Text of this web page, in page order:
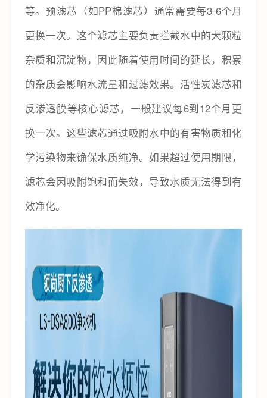
等。预滤芯（如PP棉滤芯）通常需要每3-6个月
更换一次。这个滤芯主要负责拦截水中的大颗粒
杂质和沉淀物，因此随着使用时间的延长，积累
的杂质会影响水流量和过滤效果。活性炭滤芯和
反渗透膜等核心滤芯，一般建议每6到12个月更
换一次。这些滤芯通过吸附水中的有害物质和化
学污染物来确保水质纯净。如果超过使用期限，
滤芯会因吸附饱和而失效，导致水质无法得到有
效净化。